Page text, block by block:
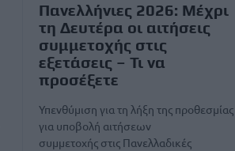
Πανελλήνιες 2026: Μέχρι
τη Δευτέρα οι αιτήσεις
συμμετοχής στις
εξετάσεις – Τι να
προσέξετε
Υπενθύμιση για τη λήξη της προθεσμίας
για υποβολή αιτήσεων
συμμετοχής στις Πανελλαδικές